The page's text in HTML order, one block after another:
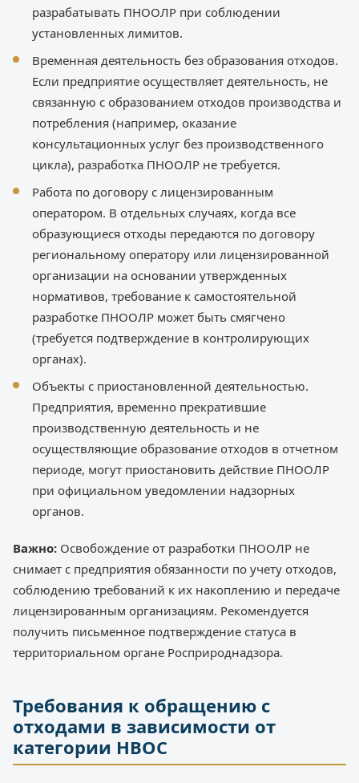
разрабатывать ПНООЛР при соблюдении
установленных лимитов.
Временная деятельность без образования отходов.
Если предприятие осуществляет деятельность, не
связанную с образованием отходов производства и
потребления (например, оказание
консультационных услуг без производственного
цикла), разработка ПНООЛР не требуется.
Работа по договору с лицензированным
оператором. В отдельных случаях, когда все
образующиеся отходы передаются по договору
региональному оператору или лицензированной
организации на основании утвержденных
нормативов, требование к самостоятельной
разработке ПНООЛР может быть смягчено
(требуется подтверждение в контролирующих
органах).
Объекты с приостановленной деятельностью.
Предприятия, временно прекратившие
производственную деятельность и не
осуществляющие образование отходов в отчетном
периоде, могут приостановить действие ПНООЛР
при официальном уведомлении надзорных
органов.
Важно: Освобождение от разработки ПНООЛР не
снимает с предприятия обязанности по учету отходов,
соблюдению требований к их накоплению и передаче
лицензированным организациям. Рекомендуется
получить письменное подтверждение статуса в
территориальном органе Росприроднадзора.
Требования к обращению с
отходами в зависимости от
категории НВОС